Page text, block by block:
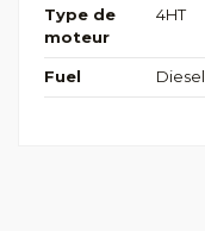
Type de
moteur
4HT
Fuel Diesel